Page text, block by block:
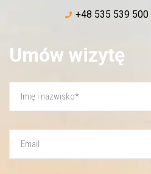
+48 535 539 500
Umów wizytę